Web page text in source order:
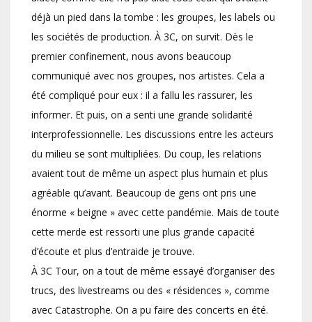
déjà un pied dans la tombe : les groupes, les labels ou
les sociétés de production. À 3C, on survit. Dès le
premier confinement, nous avons beaucoup
communiqué avec nos groupes, nos artistes. Cela a
été compliqué pour eux : il a fallu les rassurer, les
informer. Et puis, on a senti une grande solidarité
interprofessionnelle. Les discussions entre les acteurs
du milieu se sont multipliées. Du coup, les relations
avaient tout de même un aspect plus humain et plus
agréable qu’avant. Beaucoup de gens ont pris une
énorme « beigne » avec cette pandémie. Mais de toute
cette merde est ressorti une plus grande capacité
d’écoute et plus d’entraide je trouve.
À 3C Tour, on a tout de même essayé d’organiser des
trucs, des livestreams ou des « résidences », comme
avec Catastrophe. On a pu faire des concerts en été.